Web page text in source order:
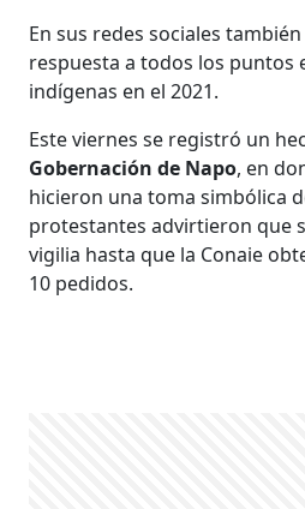
En sus redes sociales
respuesta a todos los puntos
indígenas en el 2021.
Este viernes se registró un
Gobernación de Napo, en
hicieron una toma simbólica
protestantes advirtieron que
vigilia hasta que la Conaie
10 pedidos.